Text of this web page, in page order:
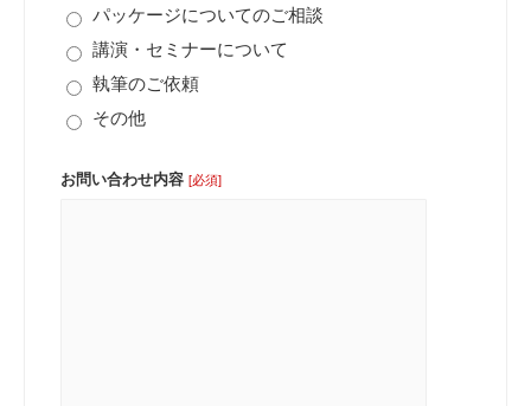
パッケージについてのご相談
講演・セミナーについて
執筆のご依頼
その他
お問い合わせ内容 [必須]